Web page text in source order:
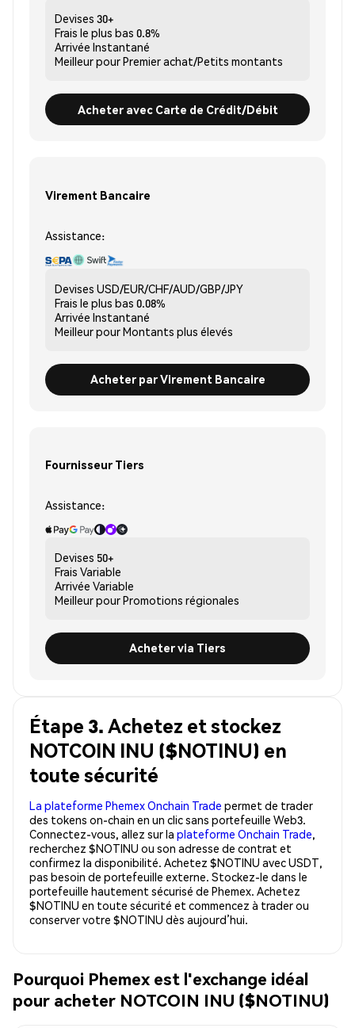
Devises 30+
Frais le plus bas 0.8%
Arrivée Instantané
Meilleur pourPremier achat/Petits montants
Acheter avec Carte de Crédit/Débit
Virement Bancaire
Assistance:
Devises USD/EUR/CHF/AUD/GBP/JPY
Frais le plus bas 0.08%
Arrivée Instantané
Meilleur pourMontants plus élevés
Acheter par Virement Bancaire
Fournisseur Tiers
Assistance:
Devises 50+
Frais Variable
Arrivée Variable
Meilleur pourPromotions régionales
Acheter via Tiers
Étape 3. Achetez et stockez
NOTCOIN INU ($NOTINU) en
toute sécurité
La plateforme Phemex Onchain Trade permet de trader
des tokens on-chain en un clic sans portefeuille Web3.
Connectez-vous, allez sur la plateforme Onchain Trade,
recherchez $NOTINU ou son adresse de contrat et
confirmez la disponibilité. Achetez $NOTINU avec USDT,
pas besoin de portefeuille externe. Stockez-le dans le
portefeuille hautement sécurisé de Phemex. Achetez
$NOTINU en toute sécurité et commencez à trader ou
conserver votre $NOTINU dès aujourd’hui.
Pourquoi Phemex est l'exchange idéal
pour acheter NOTCOIN INU ($NOTINU)